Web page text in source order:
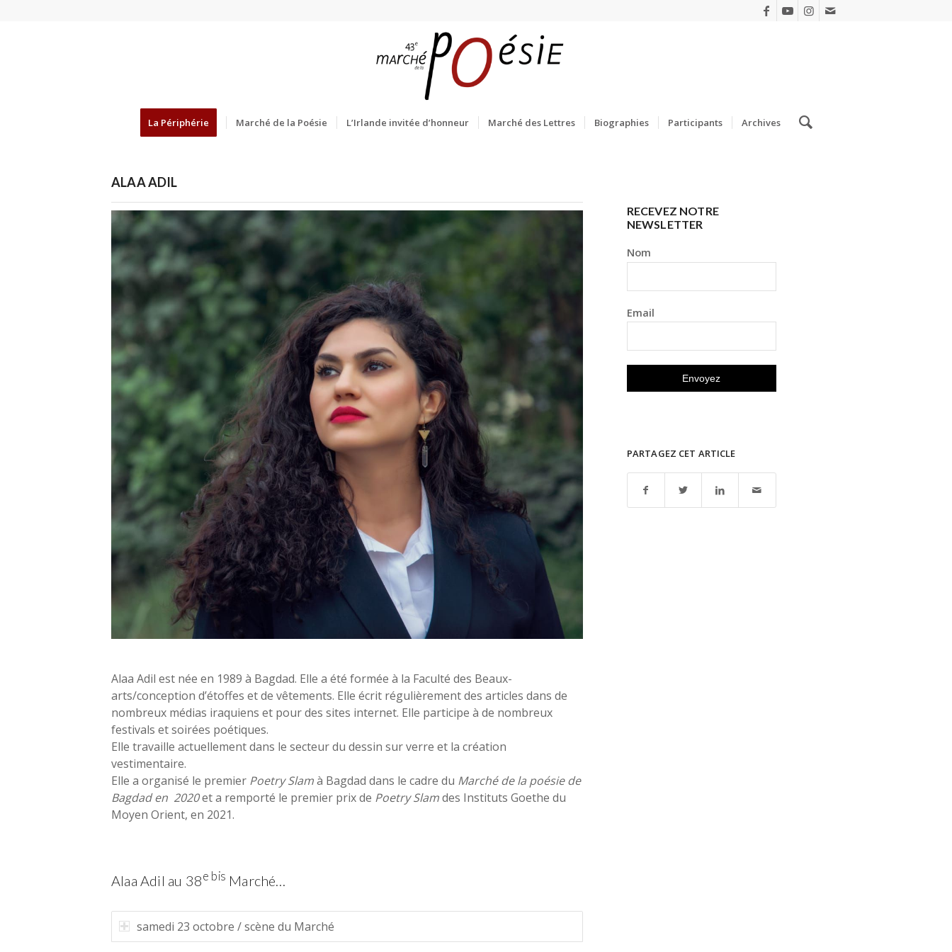
La Périphérie Marché de la Poésie L’Irlande invitée d’honneur Marché des Lettres Biographies Participants Archives
ALAA ADIL
Alaa Adil. Photo Karar al-Asadi
Alaa Adil est née en 1989 à Bagdad. Elle a été formée à la Faculté des Beaux-
arts/conception d’étoffes et de vêtements. Elle écrit régulièrement des articles dans de
nombreux médias iraquiens et pour des sites internet. Elle participe à de nombreux
festivals et soirées poétiques.
Elle travaille actuellement dans le secteur du dessin sur verre et la création
vestimentaire.
Elle a organisé le premier Poetry Slamà Bagdad dans le cadre du Marché de la poésie de
Bagdad en 2020et a remporté le premier prix de Poetry Slamdes Instituts Goethe du
Moyen Orient, en 2021.
RECEVEZ NOTRE
NEWSLETTER
Nom
Email
PARTAGEZ CET ARTICLE
Alaa Adil au 38e bis Marché…
samedi 23 octobre / scène du Marché